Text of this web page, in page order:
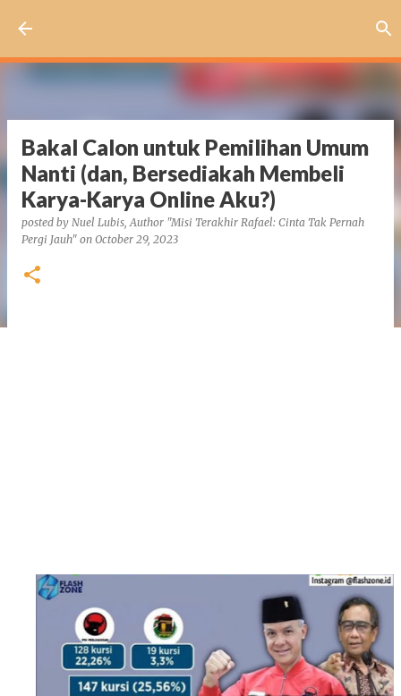
Bakal Calon untuk Pemilihan Umum
Nanti (dan, Bersediakah Membeli
Karya-Karya Online Aku?)
posted by Nuel Lubis, Author "Misi Terakhir Rafael: Cinta Tak Pernah
Pergi Jauh" on October 29, 2023